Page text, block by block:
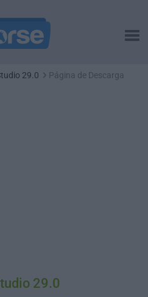
29.0 Página de Descarga
29.0